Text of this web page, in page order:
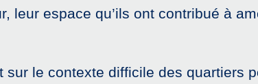
espace qu’ils ont contribué à
le contexte difficile des quartiers